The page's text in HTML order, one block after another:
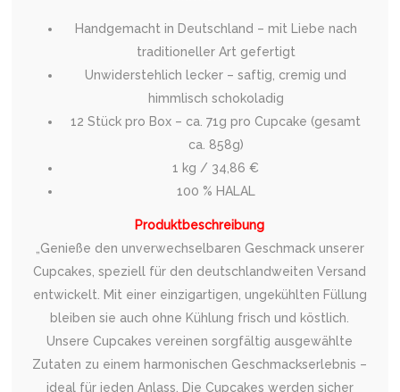
Handgemacht in Deutschland – mit Liebe nach
traditioneller Art gefertigt
Unwiderstehlich lecker – saftig, cremig und
himmlisch schokoladig
12 Stück pro Box – ca. 71g pro Cupcake (gesamt
ca. 858g)
1 kg / 34,86 €
100 % HALAL
Produktbeschreibung
„Genieße den unverwechselbaren Geschmack unserer
Cupcakes, speziell für den deutschlandweiten Versand
entwickelt. Mit einer einzigartigen, ungekühlten Füllung
bleiben sie auch ohne Kühlung frisch und köstlich.
Unsere Cupcakes vereinen sorgfältig ausgewählte
Zutaten zu einem harmonischen Geschmackserlebnis –
ideal für jeden Anlass. Die Cupcakes werden sicher